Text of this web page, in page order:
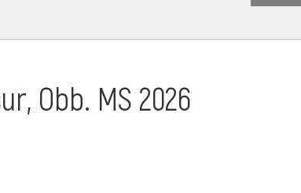
Obb. MS 2026